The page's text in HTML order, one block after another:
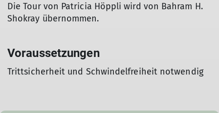
Die Tour von Patricia Höppli wird von Bahram H.
Shokray übernommen.
Voraussetzungen
Trittsicherheit und Schwindelfreiheit notwendig